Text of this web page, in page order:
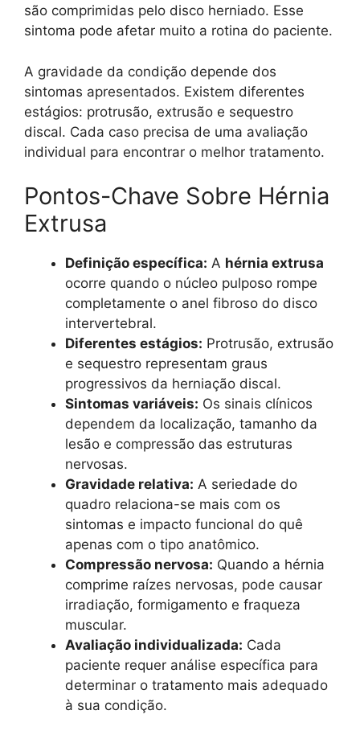
são comprimidas pelo disco herniado. Esse
sintoma pode afetar muito a rotina do paciente.
A gravidade da condição depende dos
sintomas apresentados. Existem diferentes
estágios: protrusão, extrusão e sequestro
discal. Cada caso precisa de uma avaliação
individual para encontrar o melhor tratamento.
Pontos-Chave Sobre Hérnia
Extrusa
Definição específica: A hérnia extrusa
ocorre quando o núcleo pulposo rompe
completamente o anel fibroso do disco
intervertebral.
Diferentes estágios: Protrusão, extrusão
e sequestro representam graus
progressivos da herniação discal.
Sintomas variáveis: Os sinais clínicos
dependem da localização, tamanho da
lesão e compressão das estruturas
nervosas.
Gravidade relativa: A seriedade do
quadro relaciona-se mais com os
sintomas e impacto funcional do quê
apenas com o tipo anatômico.
Compressão nervosa: Quando a hérnia
comprime raízes nervosas, pode causar
irradiação, formigamento e fraqueza
muscular.
Avaliação individualizada: Cada
paciente requer análise específica para
determinar o tratamento mais adequado
à sua condição.